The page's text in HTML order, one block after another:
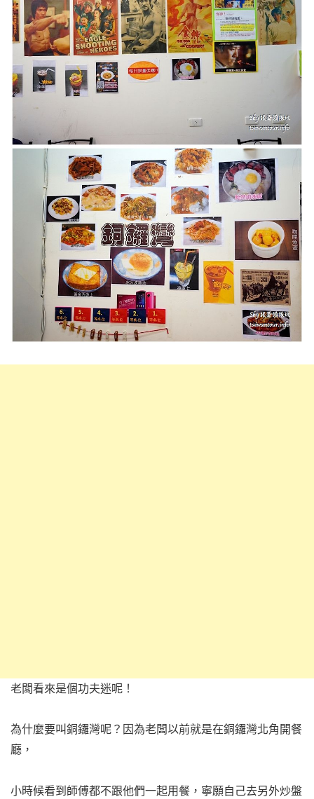
老闆看來是個功夫迷呢！
為什麼要叫銅鑼灣呢？因為老闆以前就是在銅鑼灣北角開餐
廳，
小時候看到師傅都不跟他們一起用餐，寧願自己去另外炒盤